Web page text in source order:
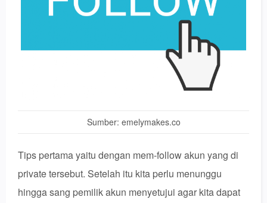
Sumber: emelymakes.co
Tips pertama yaitu dengan mem-follow akun yang di
private tersebut. Setelah itu kita perlu menunggu
hingga sang pemilik akun menyetujui agar kita dapat